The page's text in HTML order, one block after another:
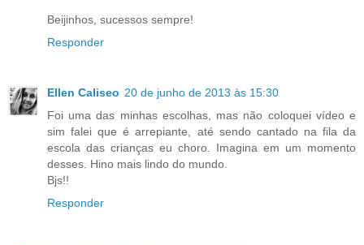
Beijinhos, sucessos sempre!
Responder
Ellen Caliseo 20 de junho de 2013 às 15:30
Foi uma das minhas escolhas, mas não coloquei vídeo e
sim falei que é arrepiante, até sendo cantado na fila da
escola das crianças eu choro. Imagina em um momento
desses. Hino mais lindo do mundo.
Bjs!!
Responder